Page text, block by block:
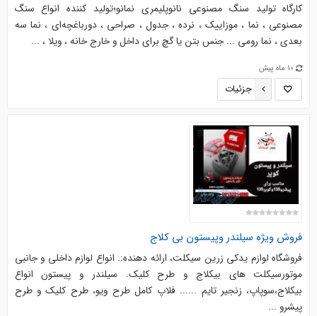
کارگاه تولید سنگ مصنوعی نانوپلیمری نمانو؛تولید کننده انواع سنگ
مصنوعی ، نما ، موزاییک ، نرده ، جدول ، صراحی ، دورباغچه‌ای ، نما سه
بعدی ، نما رومی ... جنس بتن یا گچ برای داخل و خارج خانه ، ویلا ، ...
10 ماه پیش
جزئیات
فروش ویژه سیلندر وپیستون بی کلاج
فروشگاه لوازم یدکی زرین سیکلت، ارائه دهنده:. انواع لوازم داخلی و جانبی
موتورسیکلت های بیکلاج و طرح کلیک. سیلندر و پیستون انواع
بیکلاج،سوپاپ، زنجیر تایم ...... فلاپ کامل طرح ویو، طرح کلیک و طرح
پیشرو ...